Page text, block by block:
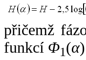
přičemž
funkcí Φ1(α